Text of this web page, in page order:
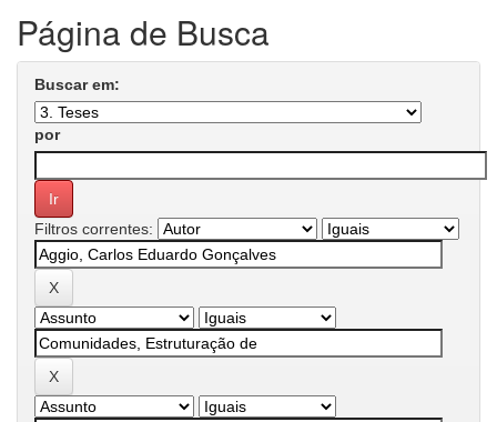
Página de Busca
Buscar em:
por
Filtros correntes: